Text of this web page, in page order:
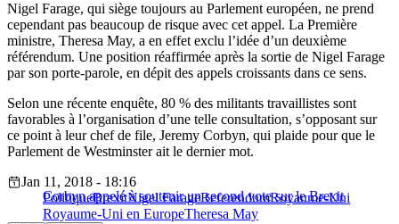
Nigel Farage, qui siège toujours au Parlement européen, ne prend
cependant pas beaucoup de risque avec cet appel. La Première
ministre, Theresa May, a en effet exclu l’idée d’un deuxième
référendum. Une position réaffirmée après la sortie de Nigel Farage
par son porte-parole, en dépit des appels croissants dans ce sens.
Selon une récente enquête, 80 % des militants travaillistes sont
favorables à l’organisation d’une telle consultation, s’opposant sur
ce point à leur chef de file, Jeremy Corbyn, qui plaide pour que le
Parlement de Westminster ait le dernier mot.
Corbyn appelé à soutenir un second vote sur le Brexit
Jan 11, 2018 - 18:16
PolitiqueBrexitNigel FarageReferendumRoyaume-Uni
Royaume-Uni en EuropeTheresa May